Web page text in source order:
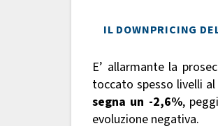
IL DOWNPRICING
E’ allarmante la
toccato spesso livelli
segna un -2,6%,
evoluzione negativa.